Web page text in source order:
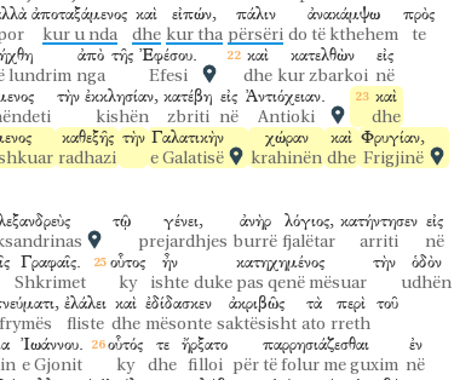
ἀποταξάμενος
kur u nda
καὶ
dhe
εἰπών,
kur tha
πάλιν
përsëri
ἀνακάμψω
do të kthehem
πρὸς
te
lundrim
ἀπὸ
nga
τῆς Ἐφέσου.
Efesi
καὶ
dhe
κατελθὼν
kur zbarkoi
εἰς
në
τὴν ἐκκλησίαν,
kishën
κατέβη
zbriti
εἰς
në
Ἀντιόχειαν.
Antioki
καὶ
dhe
καθεξῆς
radhazi
τὴν Γαλατικὴν
e Galatisë
χώραν
krahinën
καὶ
dhe
Φρυγίαν,
Frigjinë
τῷ γένει,
prejardhjes
ἀνὴρ
burrë
λόγιος,
fjalëtar
κατήντησεν
arriti
εἰς
në
Γραφαῖς.
Shkrimet
οὗτος
ky
ἦν
ishte
κατηχημένος
duke pas qenë mësuar
τὴν ὁδὸν
udhën
frymës
ἐλάλει
fliste
καὶ
dhe
ἐδίδασκεν
mësonte
ἀκριβῶς
saktësisht
τὰ
ato
περὶ
rreth
τοῦ
Ἰωάννου.
e Gjonit
οὗτός
ky
τε
dhe
ἤρξατο
filloi
παρρησιάζεσθαι
për të folur me guxim
ἐν
në